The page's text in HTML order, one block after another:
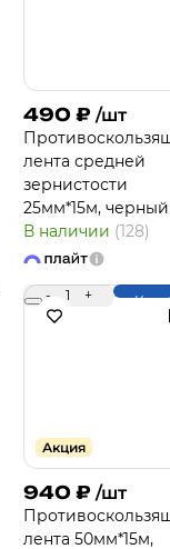
490 ₽ /шт
лента средней
зернистости
25мм*15м, черный
В наличии (128)
- 1 +
Акция
940 ₽ /шт
лента 50мм*15м,